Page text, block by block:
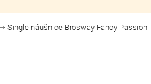
Single náušnice Brosway Fancy Passion